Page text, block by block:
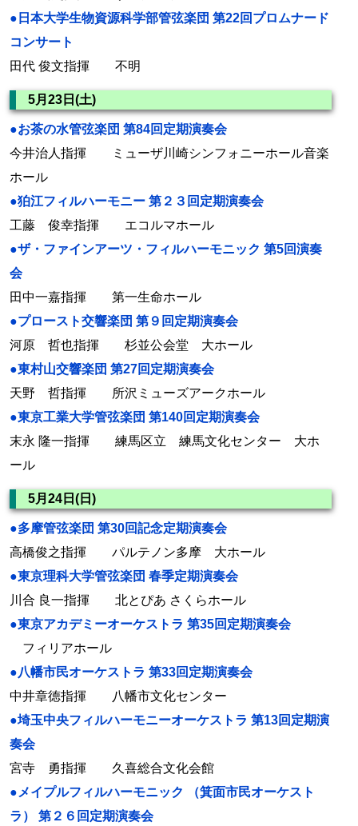
●日本大学生物資源科学部管弦楽団 第22回プロムナード
コンサート
田代 俊文指揮 不明
5月23日(土)
●お茶の水管弦楽団 第84回定期演奏会
今井治人指揮 ミューザ川崎シンフォニーホール音楽
ホール
●狛江フィルハーモニー 第２３回定期演奏会
工藤 俊幸指揮 エコルマホール
●ザ・ファインアーツ・フィルハーモニック 第5回演奏
会
田中一嘉指揮 第一生命ホール
●プロースト交響楽団 第９回定期演奏会
河原 哲也指揮 杉並公会堂 大ホール
●東村山交響楽団 第27回定期演奏会
天野 哲指揮 所沢ミューズアークホール
●東京工業大学管弦楽団 第140回定期演奏会
末永 隆一指揮 練馬区立 練馬文化センター 大ホ
ール
5月24日(日)
●多摩管弦楽団 第30回記念定期演奏会
高橋俊之指揮 パルテノン多摩 大ホール
●東京理科大学管弦楽団 春季定期演奏会
川合 良一指揮 北とぴあ さくらホール
●東京アカデミーオーケストラ 第35回定期演奏会
フィリアホール
●八幡市民オーケストラ 第33回定期演奏会
中井章徳指揮 八幡市文化センター
●埼玉中央フィルハーモニーオーケストラ 第13回定期演
奏会
宮寺 勇指揮 久喜総合文化会館
●メイプルフィルハーモニック （箕面市民オーケスト
ラ） 第２６回定期演奏会